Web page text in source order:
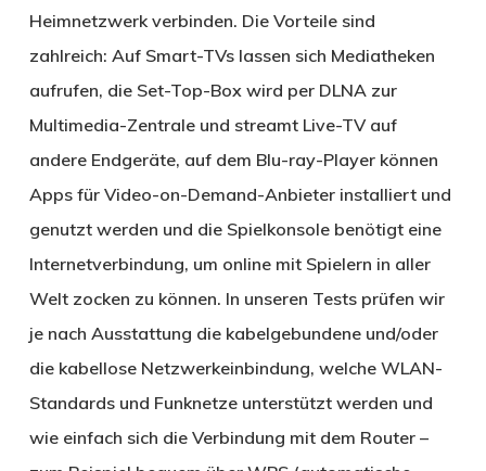
Heimnetzwerk verbinden. Die Vorteile sind
zahlreich: Auf Smart-TVs lassen sich Mediatheken
aufrufen, die Set-Top-Box wird per DLNA zur
Multimedia-Zentrale und streamt Live-TV auf
andere Endgeräte, auf dem Blu-ray-Player können
Apps für Video-on-Demand-Anbieter installiert und
genutzt werden und die Spielkonsole benötigt eine
Internetverbindung, um online mit Spielern in aller
Welt zocken zu können. In unseren Tests prüfen wir
je nach Ausstattung die kabelgebundene und/oder
die kabellose Netzwerkeinbindung, welche WLAN-
Standards und Funknetze unterstützt werden und
wie einfach sich die Verbindung mit dem Router –